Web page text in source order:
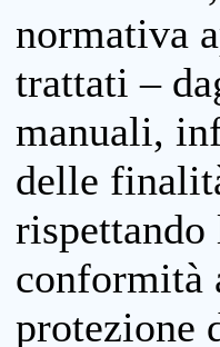
normativa
trattati –
manuali,
delle
rispettando
conformità
protezione